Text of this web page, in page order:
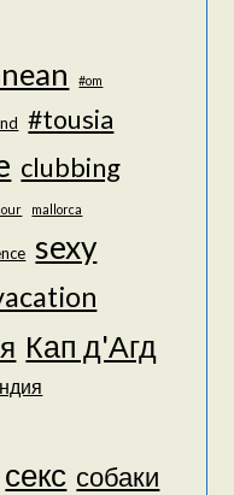
#om
#tousia
clubbing
mallorca
sexy
Кап д'Агд
секс собаки